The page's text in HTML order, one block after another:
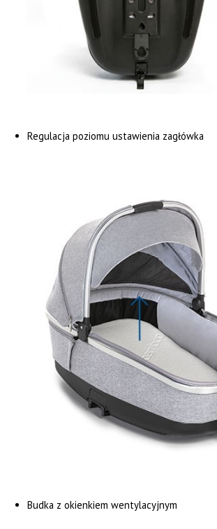
Regulacja poziomu ustawienia zagłówka
Budka z okienkiem wentylacyjnym